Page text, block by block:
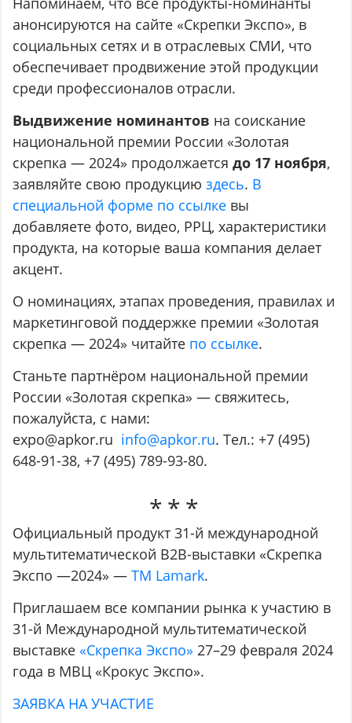
анонсируются на сайте «Скрепки Экспо», в
социальных сетях и в отраслевых СМИ, что
обеспечивает продвижение этой продукции
среди профессионалов отрасли.
Выдвижение номинантов на соискание
национальной премии России «Золотая
скрепка — 2024» продолжаетсядо 17 ноября,
заявляйте свою продукциюздесь. В
специальной форме по ссылке вы
добавляете фото, видео, РРЦ, характеристики
продукта, на которые ваша компания делает
акцент.
О номинациях, этапах проведения, правилах и
маркетинговой поддержке премии «Золотая
скрепка — 2024» читайте по ссылке.
Станьте партнёром национальной премии
России «Золотая скрепка» — свяжитесь,
пожалуйста, с нами:
expo@apkor.ru info@apkor.ru. Тел.: +7 (495)
648-91-38, +7 (495) 789-93-80.
Официальный продукт 31-й международной
мультитематической B2B-выставки «Скрепка
Экспо —2024» —ТМ Lamark.
Приглашаем все компании рынка к участию в
31-й Международной мультитематической
выставке«Скрепка Экспо» 27–29 февраля 2024
года в МВЦ «Крокус Экспо».
ЗАЯВКА НА УЧАСТИЕ